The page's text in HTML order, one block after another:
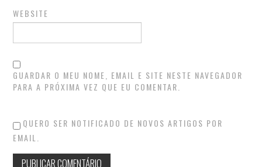
WEBSITE
GUARDAR O MEU NOME, EMAIL E SITE NESTE NAVEGADOR
PARA A PRÓXIMA VEZ QUE EU COMENTAR.
QUERO SER NOTIFICADO DE NOVOS ARTIGOS POR
EMAIL.